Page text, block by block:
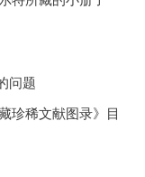
问题
珍稀文献图录》目